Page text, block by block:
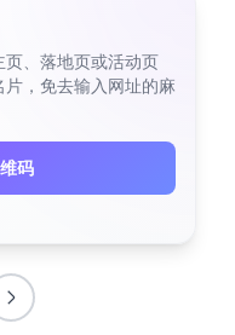
、落地页或活动页
，免去输入网址的麻
码